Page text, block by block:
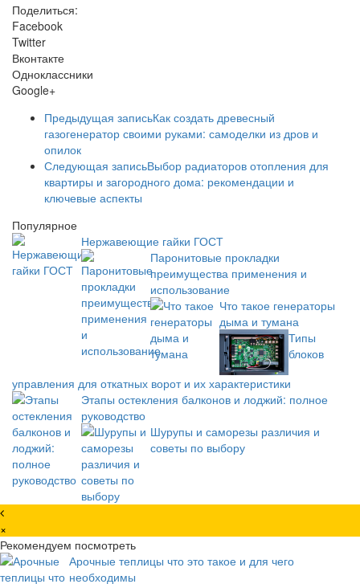
Поделиться:
Facebook
Twitter
Вконтакте
Одноклассники
Google+
Предыдущая записьКак создать древесный
газогенератор своими руками: самоделки из дров и
опилок
Следующая записьВыбор радиаторов отопления для
квартиры и загородного дома: рекомендации и
ключевые аспекты
Популярное
Нержавеющие гайки ГОСТ
Паронитовые прокладки
преимущества применения и
использование
Что такое генераторы
дыма и тумана
Типы
блоков
управления для откатных ворот и их характеристики
Этапы остекления балконов и лоджий: полное
руководство
Шурупы и саморезы различия и
советы по выбору
×
Рекомендуем посмотреть
Арочные теплицы что это такое и для чего
необходимы